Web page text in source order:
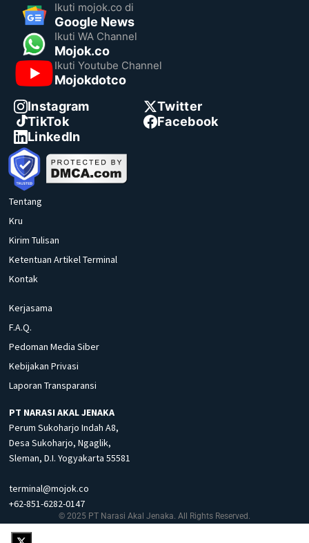
Ikuti mojok.co di
Google News
Ikuti WA Channel
Mojok.co
Ikuti Youtube Channel
Mojokdotco
Instagram
Twitter
TikTok
Facebook
LinkedIn
Tentang
Kru
Kirim Tulisan
Ketentuan Artikel Terminal
Kontak
Kerjasama
F.A.Q.
Pedoman Media Siber
Kebijakan Privasi
Laporan Transparansi
PT NARASI AKAL JENAKA
Perum Sukoharjo Indah A8,
Desa Sukoharjo, Ngaglik,
Sleman, D.I. Yogyakarta 55581
terminal@mojok.co
+62-851-6282-0147
© 2025 PT Narasi Akal Jenaka. All Rights Reserved.